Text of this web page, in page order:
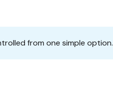
from one simple option.